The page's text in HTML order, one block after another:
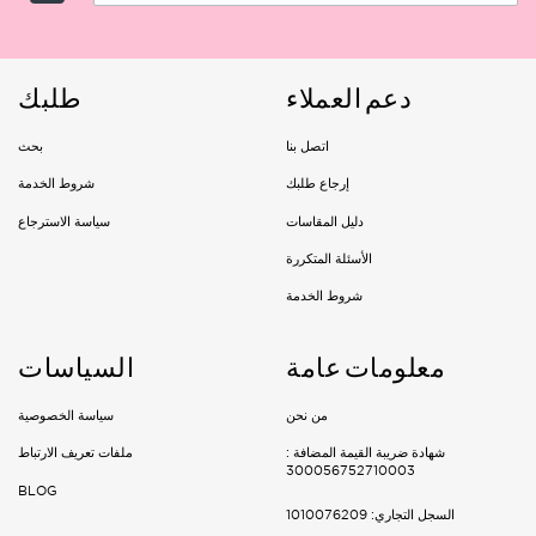
Delivery 2-5 Working days
Rest of the kingdom
دعم العملاء
اتصل بنا
إرجاع طلبك
دليل المقاسات
الأسئلة المتكررة
شروط الخدمة
طلبك
بحث
شروط الخدمة
سياسة الاسترجاع
معلومات عامة
من نحن
شهادة ضريبة القيمة المضافة :
300056752710003
السجل التجاري: 1010076209
السياسات
سياسة الخصوصية
ملفات تعريف الارتباط
BLOG